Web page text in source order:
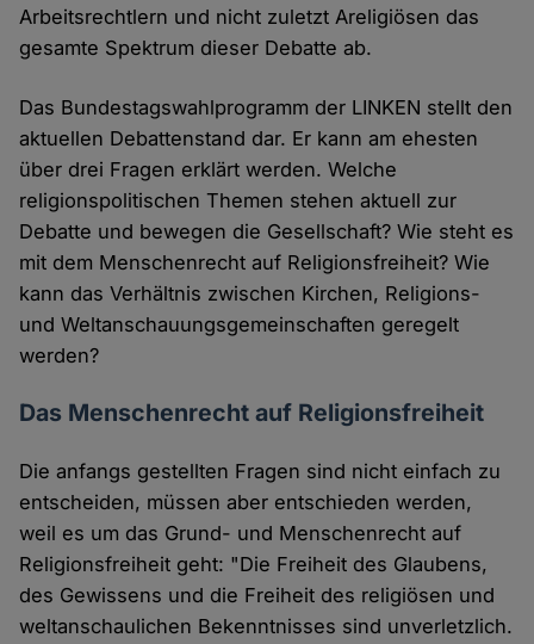
Arbeitsrechtlern und nicht zuletzt Areligiösen das
gesamte Spektrum dieser Debatte ab.
Das Bundestagswahlprogramm der LINKEN stellt den
aktuellen Debattenstand dar. Er kann am ehesten
über drei Fragen erklärt werden. Welche
religionspolitischen Themen stehen aktuell zur
Debatte und bewegen die Gesellschaft? Wie steht es
mit dem Menschenrecht auf Religionsfreiheit? Wie
kann das Verhältnis zwischen Kirchen, Religions-
und Weltanschauungsgemeinschaften geregelt
werden?
Das Menschenrecht auf Religionsfreiheit
Die anfangs gestellten Fragen sind nicht einfach zu
entscheiden, müssen aber entschieden werden,
weil es um das Grund- und Menschenrecht auf
Religionsfreiheit geht: "Die Freiheit des Glaubens,
des Gewissens und die Freiheit des religiösen und
weltanschaulichen Bekenntnisses sind unverletzlich.